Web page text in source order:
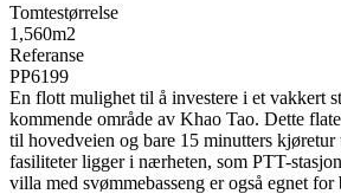
Tomtestørrelse
1,560m2
Referanse
PP6199
En flott mulighet til å investere i et vakkert
kommende område av Khao Tao. Dette
til hovedveien og bare 15 minutters
fasiliteter ligger i nærheten, som PTT-
villa med svømmebasseng er også egnet